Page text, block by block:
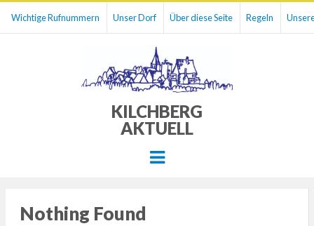
Wichtige Rufnummern Unser Dorf Über diese Seite Regeln
KILCHBERG
AKTUELL
Menu
Nothing Found